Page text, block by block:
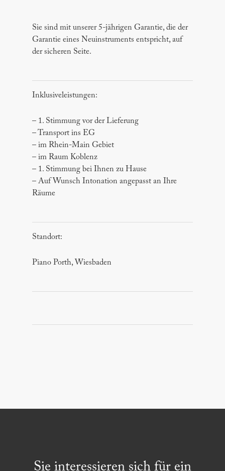
Sie sind mit unserer 5-jährigen Garantie, die der
Garantie eines Neuinstruments entspricht, auf
der sicheren Seite.
Inklusiveleistungen:
– 1. Stimmung vor der Lieferung
– Transport ins EG
– im Rhein-Main Gebiet
– im Raum Koblenz
– 1. Stimmung bei Ihnen zu Hause
– Auf Wunsch Intonation angepasst an Ihre
Räume
Standort:
Piano Porth, Wiesbaden
Sie interessieren sich für ein